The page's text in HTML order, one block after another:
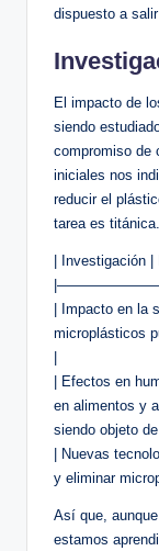
dispuesto a
El impacto de
siendo
compromiso de
iniciales nos
reducir el
tarea es
| Investigación
| Impacto en la
microplásticos
| Efectos en
en alimentos y
siendo objeto de
| Nuevas
y eliminar
Así que,
estamos